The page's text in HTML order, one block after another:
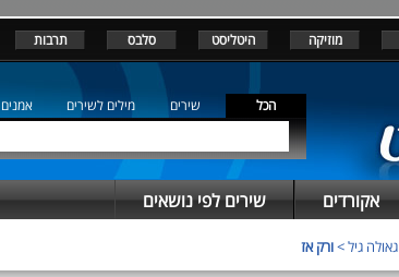
מוזיקה היטליסט סלבס תרבות
הכל שירים מילים לשירים אמנים
אקורדים שירים לפי נושאים
גאולה גיל>ורק אז